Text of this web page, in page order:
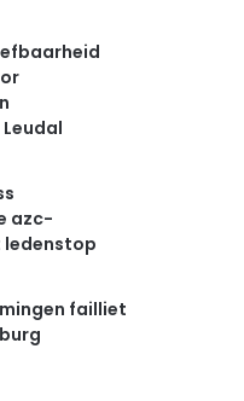
azc-
ledenstop
failliet